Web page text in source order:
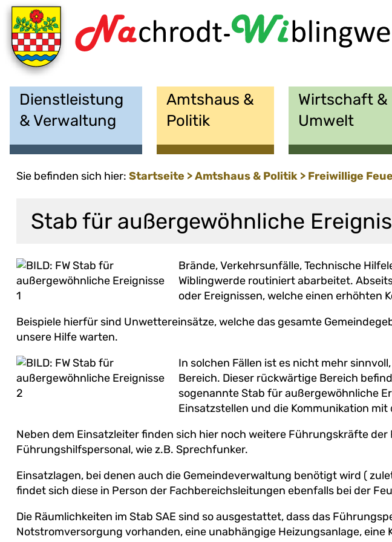
Dienstleistung
& Verwaltung
Amtshaus &
Politik
Wirtschaft &
Umwelt
Sie befinden sich hier: Startseite Amtshaus & Politik Freiwillige
Stab für außergewöhnliche
Brände, Verkehrsunfälle, Technische
Wiblingwerde routiniert abarbeitet.
oder Ereignissen, welche einen erhöhten
Beispiele hierfür sind Unwettereinsätze, welche das gesamte
unsere Hilfe warten.
In solchen Fällen ist es nicht mehr
Bereich. Dieser rückwärtige Bereich
sogenannte Stab für außergewöhnliche
Einsatzstellen und die Kommunikation
Neben dem Einsatzleiter finden sich hier noch weitere Führungskräfte
Führungshilfspersonal, wie z.B. Sprechfunker.
Einsatzlagen, bei denen auch die Gemeindeverwaltung benötigt wird (
findet sich diese in Person der Fachbereichsleitungen ebenfalls bei der
Die Räumlichkeiten im Stab SAE sind so ausgestattet, dass das
Notstromversorgung vorhanden, eine unabhängige Heizungsanlage,